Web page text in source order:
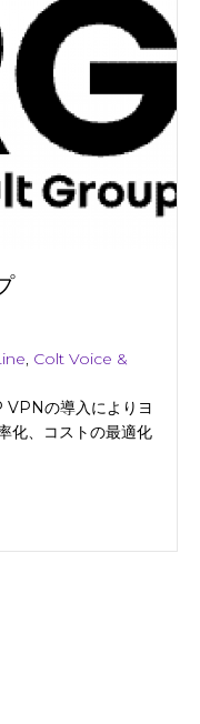
, Colt Voice &
VPNの導入によりヨ
化、コストの最適化
ループ